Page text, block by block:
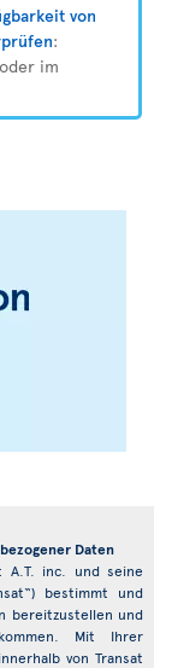
von
:
im
Daten
A.T. inc. und seine
bestimmt und
bereitzustellen und
Mit Ihrer
von Transat